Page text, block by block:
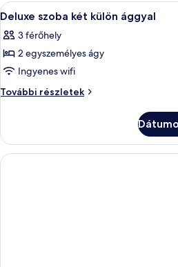
A
következő
szoba
összes
képének
megtekintése:
két
külön
ággyal
Egy
2
Deluxe szoba két külön ággyal
3 férőhely
2 egyszemélyes ágy
Ingyenes wifi
További részletek
Deluxe
ággyal
további
részletei